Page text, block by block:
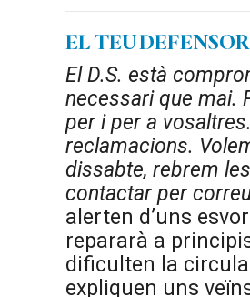
EL TEU DEFENSOR
El D.S. està
necessari que mai.
per i per a vosaltres
reclamacions.
dissabte, rebrem
contactar per
alerten d’uns
repararà a
dificulten la
expliquen uns